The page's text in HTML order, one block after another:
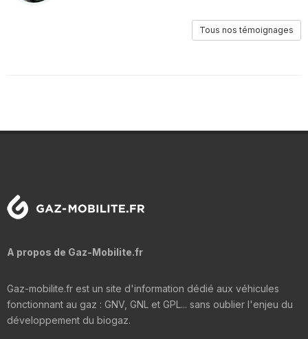
Tous nos témoignages
A propos de Gaz-Mobilite.fr
Gaz-mobilite.fr est un site d'information dédié aux véhicules
fonctionnant au gaz : GNV, GNL et GPL... sans oublier l'enjeu du
développement du biogaz.